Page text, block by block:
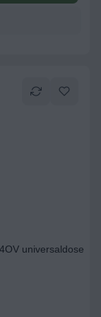
universaldose